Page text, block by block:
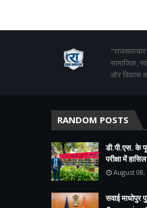
सामाजिक,
और विकास
RANDOM POSTS
डी.पी.एस. के
परीक्षा में
August 08,
सवाई